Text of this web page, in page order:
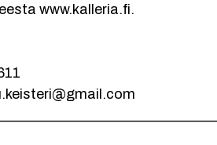
www.kalleria.fi.